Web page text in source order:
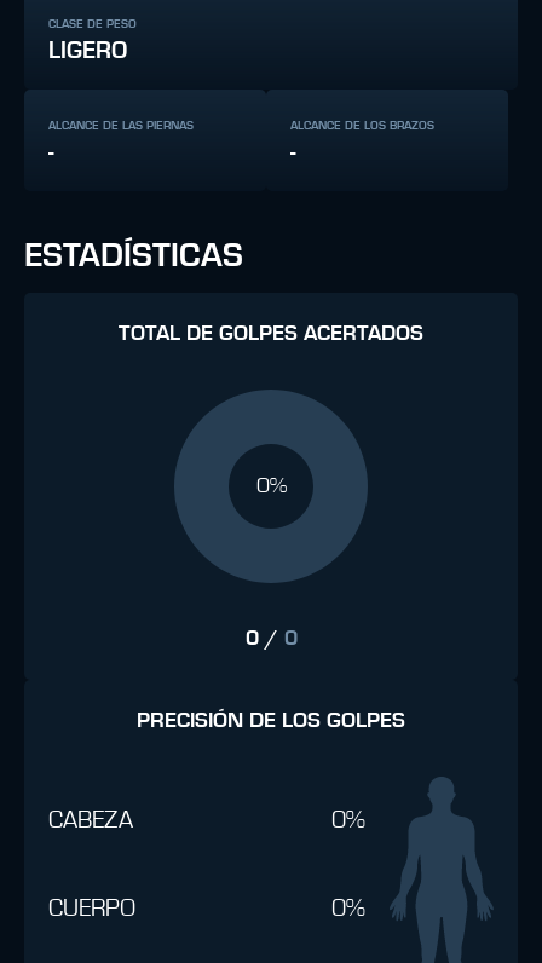
CLASE DE PESO
LIGERO
ALCANCE DE LAS PIERNAS
-
ALCANCE DE LOS BRAZOS
-
ESTADÍSTICAS
TOTAL DE GOLPES ACERTADOS
0%
0/ 0
PRECISIÓN DE LOS GOLPES
CABEZA 0%
CUERPO 0%